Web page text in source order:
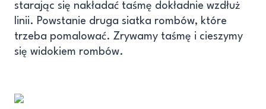
starając się nakładać taśmę dokładnie wzdłuż
linii. Powstanie druga siatka rombów, które
trzeba pomalować. Zrywamy taśmę i cieszymy
się widokiem rombów.